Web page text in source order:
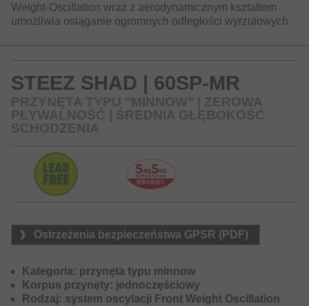
Weight-Oscillation wraz z aerodynamicznym kształtem
umożliwia osiąganie ogromnych odległości wyrzutowych.
STEEZ SHAD | 60SP-MR
PRZYNĘTA TYPU "MINNOW" | ZEROWA
PŁYWALNOŚĆ | ŚREDNIA GŁĘBOKOŚĆ
SCHODZENIA
Ostrzeżenia bezpieczeństwa GPSR (PDF)
Kategoria: przynęta typu minnow
Korpus przynęty: jednoczęściowy
Rodzaj: system oscylacji Front Weight Oscillation